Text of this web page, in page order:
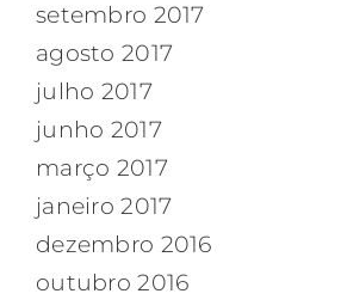
setembro 2017
agosto 2017
julho 2017
junho 2017
março 2017
janeiro 2017
dezembro 2016
outubro 2016